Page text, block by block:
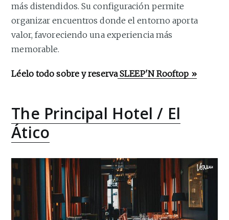
más distendidos. Su configuración permite
organizar encuentros donde el entorno aporta
valor, favoreciendo una experiencia más
memorable.
Léelo todo sobre y reservaSLEEP'N Rooftop »
The Principal Hotel / El
Ático